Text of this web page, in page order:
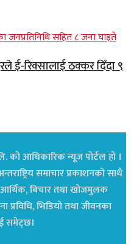
ई-रिक्सालाई ठक्कर दिँदा ९
को आधिकारिक न्यूज पोर्टल हो ।
समाचार प्रकाशनको साथै
बिचार तथा खोजमुलक
प्रविधि, भिडियो तथा जीवनका
समेट्छ।